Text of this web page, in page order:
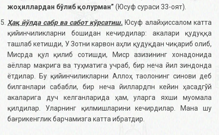
жоҳиллардан бўлиб қолурман” (Юсуф сураси 33-оят).
Ҳақ йўлда сабр ва сабот кўрсатиш.Юсуф алайҳиссалом катта
қийинчиликларни бошидан кечирдилар: акалари қудуққа
ташлаб кетишди, У Зотни карвон аҳли қудуқдан чиқариб олиб,
Мисрда қул қилиб сотишди, Миср азизининг хонадонида
аёллар макрига ва туҳматига учраб, бир неча йил зиндонда
ётдилар. Бу қийинчиликларни Аллоҳ таолонинг синови деб
билганлари сабабли, бир неча йиллардпн кейин ҳасадгўй
акаларига дуч келганларида ҳам, уларга яхши муомала
қилдилар. Уларнинг қилмишларини кечирдилар. Мана шу
бағрикенглик барчамизга катта ибратдир.